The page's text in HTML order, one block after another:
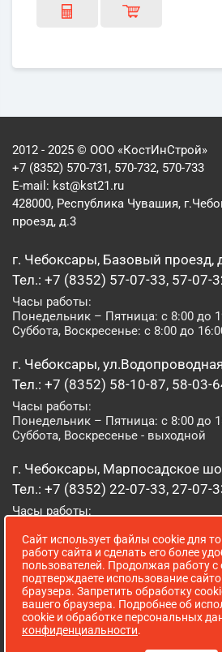
2012 - 2025 © ООО «КостИнСтрой»
+7 (8352) 570-731, 570-732, 570-733
E-mail: kst@kst21.ru
428000, Республика Чувашия,
проезд, д.3
г. Чебоксары, Базовый проезд,
Тел.: +7 (8352) 57-07-33, 57-07-
Часы работы:
Понедельник – Пятница: с 8:00 до
Суббота, Воскресенье: с 8:00 до
г. Чебоксары,
Тел.: +7 (8352) 58-10-87, 58-03-
Часы работы:
Понедельник – Пятница: с 8:00 до
Суббота, Воскресенье - выходной
г. Чебоксары, Марпосадское
Тел.: +7 (8352) 22-07-33, 27-07-
Часы работы:
Суббота, Воскресенье: с 8:00 до
г. Йошкар-Ола, ул.
Тел.: (8362) 41-07-31
Часы работы:
Понедельник – Пятница: с 8:00 до
Сайт использует файлы cookie для
работу сайта и сделать его более
пользователей. Продолжая работу с
подтверждаете использование
браузера. Запретить обработку
вашего браузера. Подробнее об
cookie и обработке персональных
конфиденциальности.